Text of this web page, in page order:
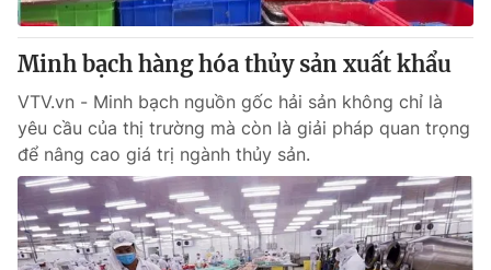
VTV4 Vươn mình bằng AI
VTV8
Liên hệ tòa soạn English
THỜI BÁO VTV
Minh bạch hàng hóa thủy sản xuất khẩu
VTV.vn - Minh bạch nguồn gốc hải sản không chỉ là
yêu cầu của thị trường mà còn là giải pháp quan trọng
để nâng cao giá trị ngành thủy sản.